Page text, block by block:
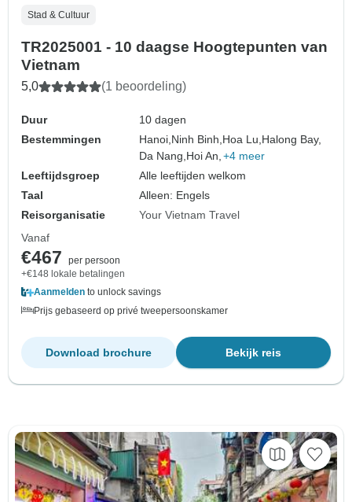
Stad & Cultuur
TR2025001 - 10 daagse Hoogtepunten van
Vietnam
5,0 (1 beoordeling)
Duur
10 dagen
Bestemmingen
Hanoi, Ninh Binh, Hoa Lu, Halong Bay,
Da Nang, Hoi An, +4 meer
Leeftijdsgroep
Alle leeftijden welkom
Taal
Alleen: Engels
Reisorganisatie
Your Vietnam Travel
Vanaf
€467
per persoon
+€148 lokale betalingen
Aanmelden to unlock savings
Prijs gebaseerd op privé tweepersoonskamer
Bekijk reis
Download brochure